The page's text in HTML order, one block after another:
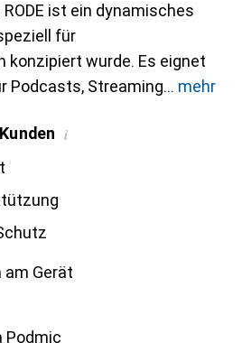
RODE ist ein dynamisches
für
konzipiert wurde. Es eignet
Podcasts, Streaming
mehr
i
Gerät
Podmic